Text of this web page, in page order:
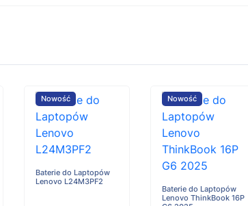
Nowość
Baterie do Laptopów
Lenovo L24M3PF2
Nowość
Baterie do Laptopów
Lenovo ThinkBook 16P